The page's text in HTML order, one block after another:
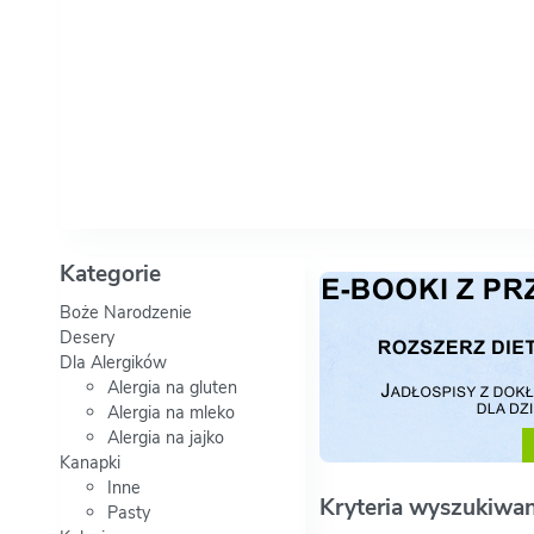
Kryteria
Kategorie
Boże Narodzenie
Desery
Dla Alergików
Alergia na gluten
Alergia na mleko
Alergia na jajko
Kanapki
Inne
Pasty